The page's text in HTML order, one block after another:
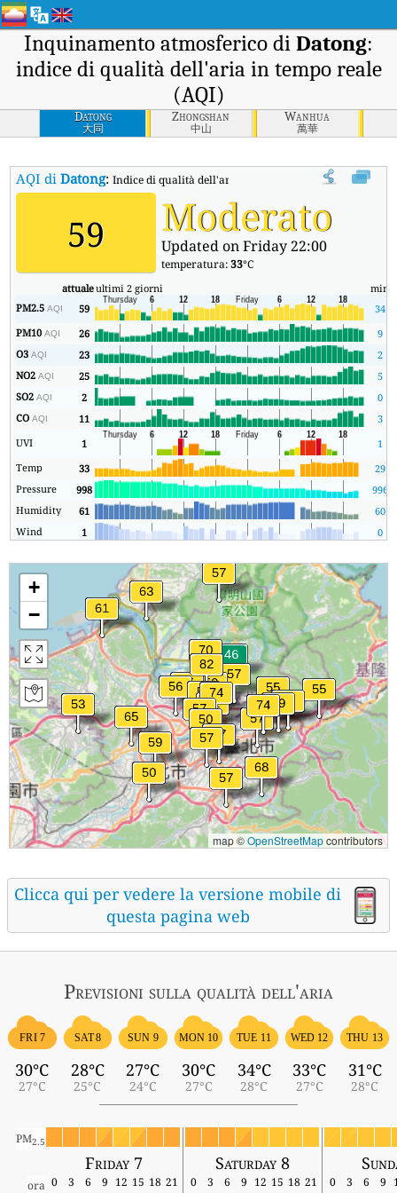
Inquinamento atmosferico di Datong:
indice di qualità dell'aria in tempo reale
(AQI)
Datong
大同
Zhongshan
中山
Wanhua
萬華
AQI diDatong:Indice di qualità dell'aria in tempo reale (AQI) di
59 Moderato
Updated on Friday 22:00
temperatura:33°C
attualeultimi 2 giorni min
PM2.5AQI 59
34
PM10AQI 26
9
O3AQI 23
2
NO2AQI 25
5
SO2AQI 2
0
COAQI 11
3
UVI
1
1
Temp
33
29
Pressure
998 996
Humidity
61
60
Wind
1 0
+
−
map ©OpenStreetMapcontributors
Clicca qui per vedere la versione mobile di
questa pagina web
Previsioni sulla qualità dell'aria
FRI 7
30°C
27°C
SAT 8
28°C
25°C
SUN 9
27°C
24°C
MON 10
30°C
27°C
TUE 11
34°C
28°C
WED 12
33°C
27°C
THU 13
31°C
28°C
PM2.5
Friday 7 Saturday 8
ora 0 3 6 9 12 15 18 21 0 3 6 9 12 15 18 21 0 3 6 9